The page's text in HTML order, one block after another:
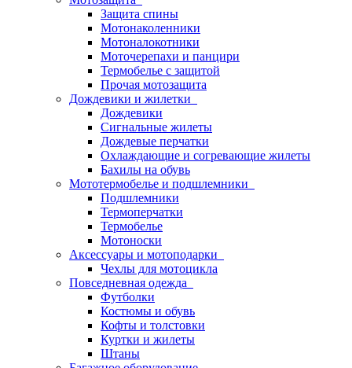
Защита спины
Мотонаколенники
Мотоналокотники
Моточерепахи и панцири
Термобелье с защитой
Прочая мотозащита
Дождевики и жилетки
Дождевики
Сигнальные жилеты
Дождевые перчатки
Охлаждающие и согревающие жилеты
Бахилы на обувь
Мототермобелье и подшлемники
Подшлемники
Термоперчатки
Термобелье
Мотоноски
Аксессуары и мотоподарки
Чехлы для мотоцикла
Повседневная одежда
Футболки
Костюмы и обувь
Кофты и толстовки
Куртки и жилеты
Штаны